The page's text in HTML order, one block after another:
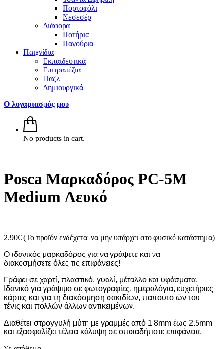
Πορτοφόλι
Νεσεσέρ
Διάφορα
Ποτήρια
Παγούρια
Παιχνίδια
Εκπαιδευτικά
Επιτραπέζια
Παζλ
Δημιουργικά
Ο λογαριασμός μου
No products in cart.
Posca Μαρκαδόρος PC-5M
Medium Λευκό
2.90€ (Το προϊόν ενδέχεται να μην υπάρχει στο φυσικό κατάστημα)
Ο ιδανικός μαρκαδόρος για να γράψετε και να
διακοσμήσετε όλες τις επιφάνειες!
Γράφει σε χαρτί, πλαστικό, γυαλί, μέταλλο και υφάσματα.
Ιδανικό για γράψιμο σε φωτογραφίες, ημερολόγια, ευχετήριες
κάρτες και για τη διακόσμηση σακιδίων, παπουτσιών του
τένις και πολλών άλλων αντικειμένων.
Διαθέτει στρογγυλή μύτη με γραμμές από 1.8mm έως 2.5mm
και εξασφαλίζει τέλεια κάλυψη σε οποιαδήποτε επιφάνεια.